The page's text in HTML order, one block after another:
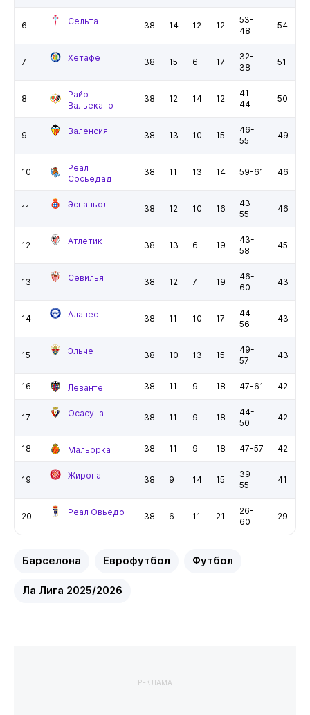
6 Сельта 38 14 12 12
53-
48
54
7 Хетафе 38 15 6 17
32-
38
51
8
Райо
Вальекано
38 12 14 12
41-
44
50
9 Валенсия 38 13 10 15
46-
55
49
10
Реал
Сосьедад
38 11 13 14 59-61 46
11 Эспаньол 38 12 10 16
43-
55
46
12 Атлетик 38 13 6 19
43-
58
45
13 Севилья 38 12 7 19
46-
60
43
14 Алавес 38 11 10 17
44-
56
43
15 Эльче 38 10 13 15
49-
57
43
16 Леванте 38 11 9 18 47-61 42
17 Осасуна 38 11 9 18
44-
50
42
18 Мальорка 38 11 9 18 47-57 42
19 Жирона 38 9 14 15
39-
55
41
20 Реал Овьедо 38 6 11 21
26-
60
29
Барселона Еврофутбол Футбол
Ла Лига 2025/2026
РЕКЛАМА